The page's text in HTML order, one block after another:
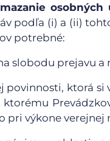
podľa (i) a (ii)
potrebné:
slobodu prejavu a
povinnosti, ktorá
ktorému
pri výkone verejnej